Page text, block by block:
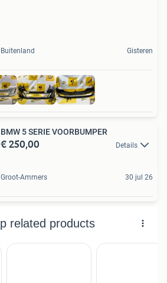
Buitenland Gisteren
BMW 5 SERIE VOORBUMPER
€ 250,00 Details
Groot-Ammers 30 jul 26